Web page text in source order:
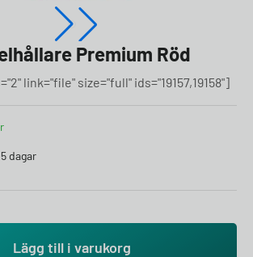
Premium Röd
link="file" size="full" ids="19157,19158"]
dagar
Lägg till i varukorg